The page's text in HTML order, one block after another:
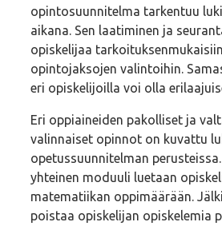
opintosuunnitelma tarkentuu
aikana. Sen laatiminen ja
opiskelijaa
opintojaksojen valintoihin.
eri opiskelijoilla voi olla
Eri oppiaineiden pakolliset ja
valinnaiset opinnot on kuvattu
opetussuunnitelman
yhteinen moduuli luetaan
matematiikan oppimäärään.
poistaa opiskelijan opiskelemia